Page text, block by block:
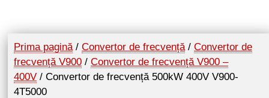
Prima pagină/ Convertor de frecvență/ Convertor de
frecvență V900 / Convertor de frecvență V900 –
400V / Convertor de frecvență 500kW 400V V900-
4T5000